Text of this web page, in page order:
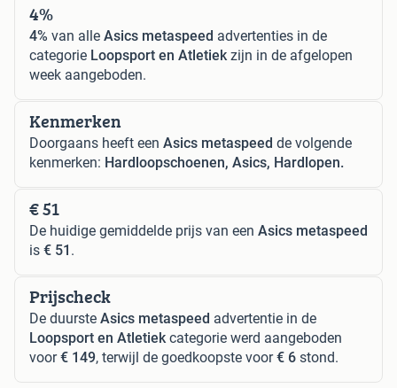
4%
4% van alle Asics metaspeed advertenties in de
categorie Loopsport en Atletiekzijn in de afgelopen
week aangeboden.
Kenmerken
Doorgaans heeft een Asics metaspeed de volgende
kenmerken: Hardloopschoenen, Asics, Hardlopen.
€ 51
De huidige gemiddelde prijs van een Asics metaspeed
is € 51 .
Prijscheck
De duurste Asics metaspeed advertentie in de
Loopsport en Atletiekcategorie werd aangeboden
voor€ 149, terwijl de goedkoopste voor€ 6 stond.